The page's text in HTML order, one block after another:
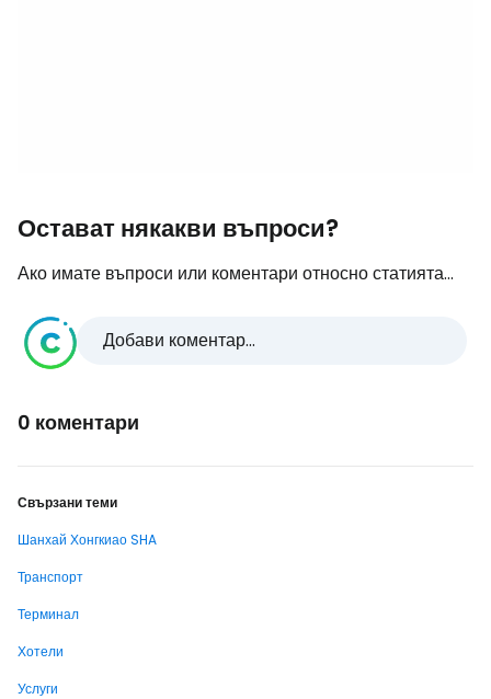
Остават някакви въпроси?
Ако имате въпроси или коментари относно статията...
Добави коментар...
0 коментари
Свързани теми
Шанхай Хонгкиао SHA
Транспорт
Терминал
Хотели
Услуги